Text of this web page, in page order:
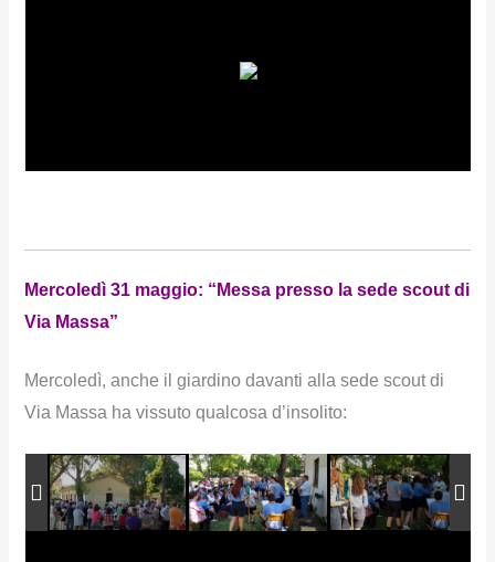
Mercoledì 31 maggio: “Messa presso la sede scout di
Via Massa”
Mercoledì, anche il giardino davanti alla sede scout di
Via Massa ha vissuto qualcosa d’insolito: